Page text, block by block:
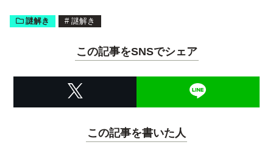
謎解き # 謎解き
この記事をSNSでシェア
この記事を書いた人